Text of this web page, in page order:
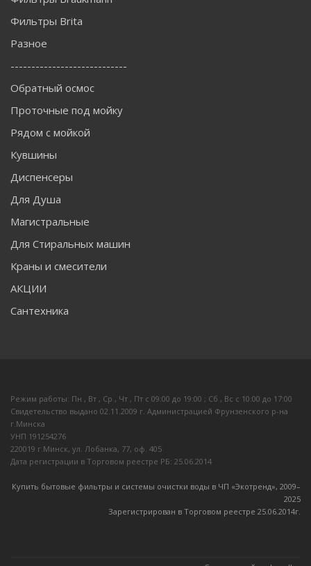
Фильтры Brita
Разное
----------------------------
Обратный осмос
Проточные под мойку
Рядом с мойкой
Кувшины
Диспенсеры
Для Душа
Магистральные
Для Стиральных машин
Краны и смесители
АКЦИИ
Сантехника
Режим работы: Пн , Вт , Ср , Чт , Пт c 09:00 до 19:00 ; Сб , Вс c 10:00 до 17:00
Свидетельство выдано 02.11.2009 г. Администрацией Фрунзенского р-на
г.Минска
УНП 191254276
220019 г.Минск, ул. Лобанка, 77, оф. 405
Дата регистрации в Торговом реестре РБ: 25.06.2014
Купить бытовые фильтры и системы очистки воды в ЧП «Экотренд», 2009–
2025
Зарегистрирован в Торговом реестре 25.06.2014г.